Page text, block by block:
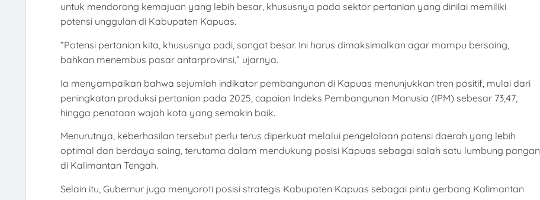
untuk mendorong kemajuan yang lebih besar, khususnya pada sektor pertanian yang dinilai memiliki
potensi unggulan di Kabupaten Kapuas.
“Potensi pertanian kita, khususnya padi, sangat besar. Ini harus dimaksimalkan agar mampu bersaing,
bahkan menembus pasar antarprovinsi,” ujarnya.
Ia menyampaikan bahwa sejumlah indikator pembangunan di Kapuas menunjukkan tren positif, mulai dari
peningkatan produksi pertanian pada 2025, capaian Indeks Pembangunan Manusia (IPM) sebesar 73,47,
hingga penataan wajah kota yang semakin baik.
Menurutnya, keberhasilan tersebut perlu terus diperkuat melalui pengelolaan potensi daerah yang lebih
optimal dan berdaya saing, terutama dalam mendukung posisi Kapuas sebagai salah satu lumbung pangan
di Kalimantan Tengah.
Selain itu, Gubernur juga menyoroti posisi strategis Kabupaten Kapuas sebagai pintu gerbang Kalimantan